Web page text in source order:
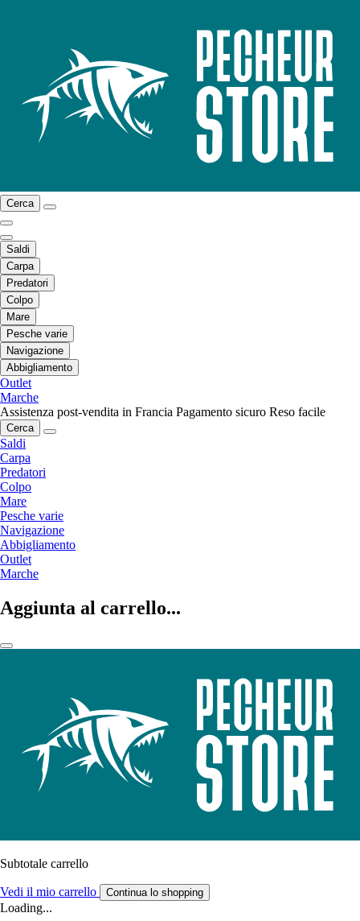
Cerca
Saldi
Carpa
Predatori
Colpo
Mare
Pesche varie
Navigazione
Abbigliamento
Outlet
Marche
Assistenza post-vendita in Francia Pagamento sicuro Reso facile
Cerca
Saldi
Carpa
Predatori
Colpo
Mare
Pesche varie
Navigazione
Abbigliamento
Outlet
Marche
Aggiunta al carrello...
Subtotale carrello
Vedi il mio carrello Continua lo shopping
Loading...